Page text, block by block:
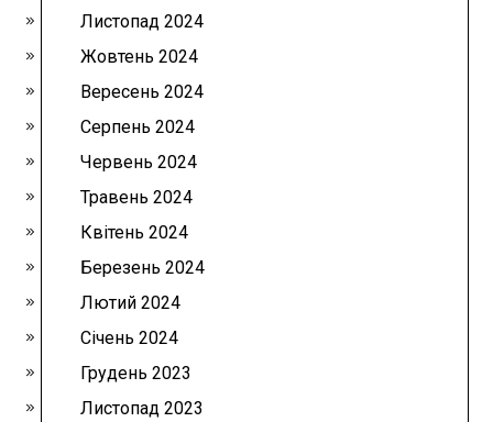
Листопад 2024
Жовтень 2024
Вересень 2024
Серпень 2024
Червень 2024
Травень 2024
Квітень 2024
Березень 2024
Лютий 2024
Січень 2024
Грудень 2023
Листопад 2023